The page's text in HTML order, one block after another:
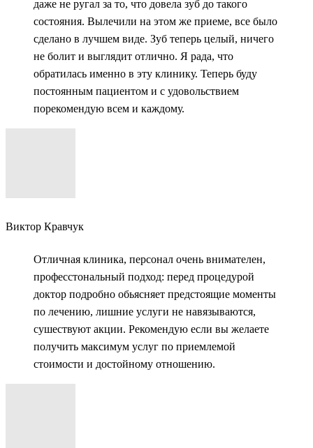
даже не ругал за то, что довела зуб до такого
состояния. Вылечили на этом же приеме, все было
сделано в лучшем виде. Зуб теперь целый, ничего
не болит и выглядит отлично. Я рада, что
обратилась именно в эту клинику. Теперь буду
постоянным пациентом и с удовольствием
порекомендую всем и каждому.
Виктор Кравчук
Отличная клиника, персонал очень внимателен,
професстональный подход: перед процедурой
доктор подробно обьясняет предстоящие моменты
по лечению, лишние услуги не навязываются,
сушествуют акции. Рекомендую если вы желаете
получить максимум услуг по приемлемой
стоимости и достойному отношению.